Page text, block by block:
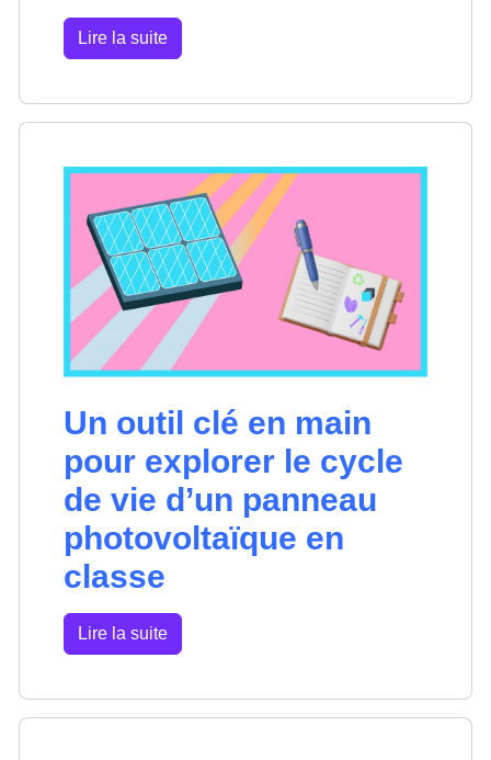
Lire la suite
Un outil clé en main
pour explorer le cycle
de vie d’un panneau
photovoltaïque en
classe
Lire la suite